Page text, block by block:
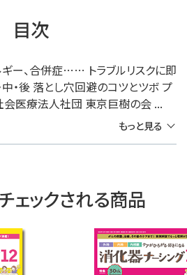
目次
ギー、合併症…… トラブルリスクに即
・後 落とし穴回避のコツとツボ プ
医療法人社団 東京巨樹の会 ...
もっと見る
ェックされる商品